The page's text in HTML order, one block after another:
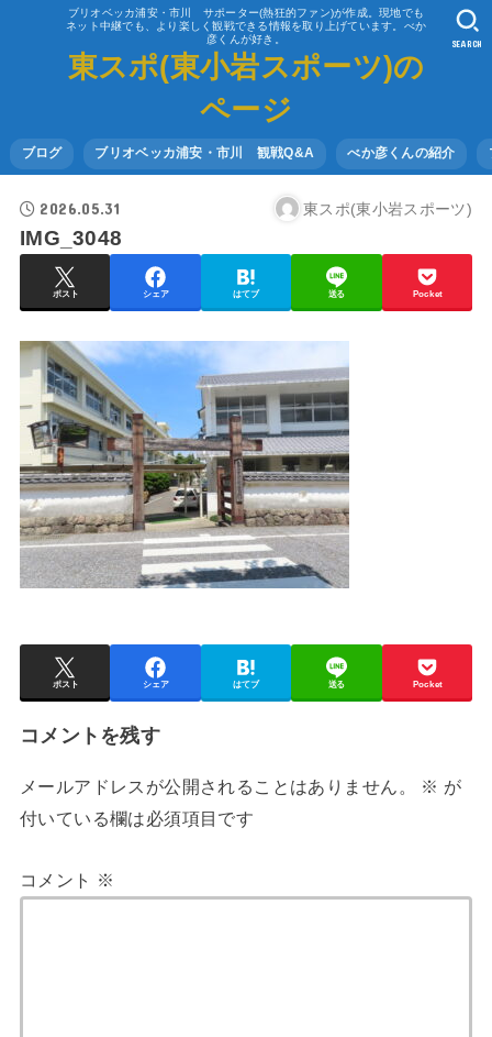
ブリオベッカ浦安・市川 サポーター(熱狂的ファン)が作成。現地でも
ネット中継でも、より楽しく観戦できる情報を取り上げています。べか
彦くんが好き。
東スポ(東小岩スポーツ)の
ページ
ブログ ブリオベッカ浦安・市川 観戦Q&A べか彦くんの紹介
SEARCH
2026.05.31 東スポ(東小岩スポーツ)
IMG_3048
ポスト シェア はてブ 送る Pocket
ポスト シェア はてブ 送る Pocket
コメントを残す
メールアドレスが公開されることはありません。 ※ が
付いている欄は必須項目です
コメント ※